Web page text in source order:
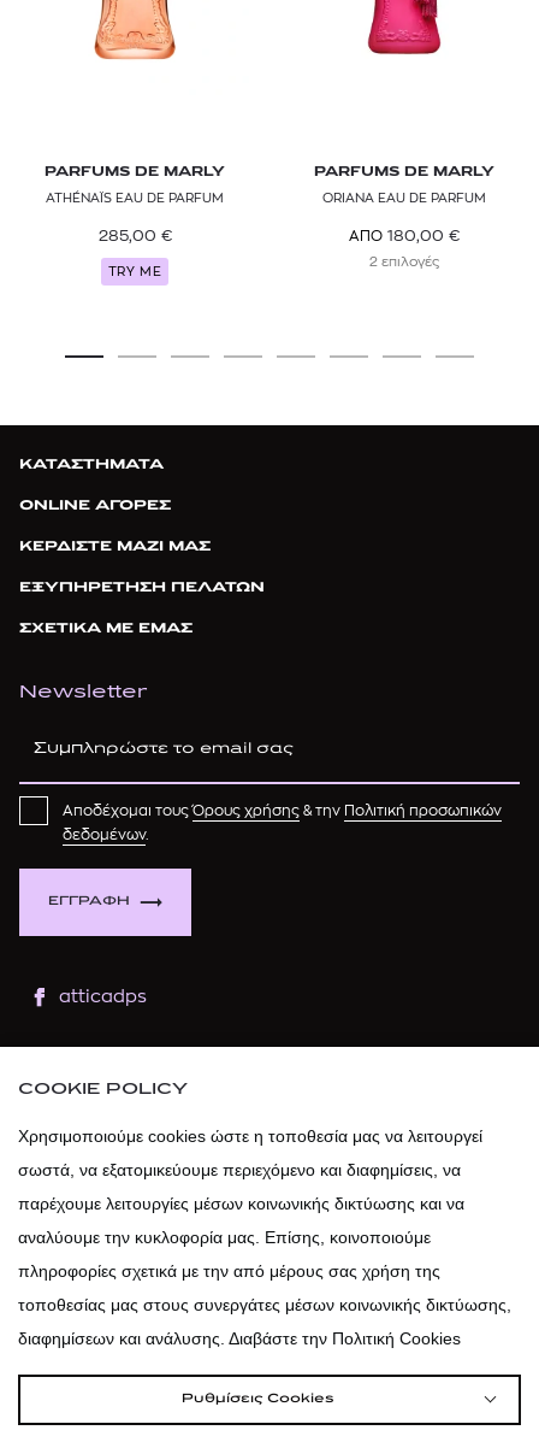
PARFUMS DE MARLY
ATHÉNAÏS EAU DE PARFUM
285,00 €
TRY ME
PARFUMS DE MARLY
ORIANA EAU DE PARFUM
ΑΠΟ 180,00 €
2 επιλογές
ΚΑΤΑΣΤΗΜΑΤΑ
ONLINE ΑΓΟΡΕΣ
ΚΕΡΔΙΣΤΕ ΜΑΖΙ ΜΑΣ
ΕΞΥΠΗΡΕΤΗΣΗ ΠΕΛΑΤΩΝ
ΣΧΕΤΙΚΑ ΜΕ ΕΜΑΣ
Newsletter
ΕΓΓΡΑΦΗ
Αποδέχομαι τουςΌρους χρήσης & την Πολιτική προσωπικών
δεδομένων.
atticadps
atticadps
COOKIE POLICY
Χρησιμοποιούμε cookies ώστε η τοποθεσία μας να λειτουργεί
σωστά, να εξατομικεύουμε περιεχόμενο και διαφημίσεις, να
παρέχουμε λειτουργίες μέσων κοινωνικής δικτύωσης και να
αναλύουμε την κυκλοφορία μας. Επίσης, κοινοποιούμε
πληροφορίες σχετικά με την από μέρους σας χρήση της
τοποθεσίας μας στους συνεργάτες μέσων κοινωνικής δικτύωσης,
διαφημίσεων και ανάλυσης. Διαβάστε την Πολιτική Cookies
Ρυθμίσεις Cookies